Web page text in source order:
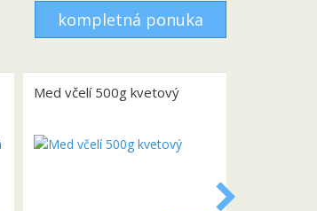
kompletná ponuka
Med včelí 500g kvetový